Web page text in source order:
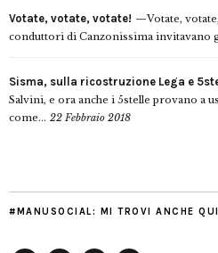
Votate, votate, votate!
Votate,
conduttori di Canzonissima invitavano
Sisma, sulla ricostruzione Lega e
Salvini, e ora anche i 5stelle provano a
come... 22 Febbraio 2018
#MANUSOCIAL: MI TROVI ANCHE QUI